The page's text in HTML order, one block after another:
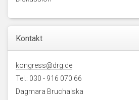
Kontakt
kongress@drg.de
Tel.: 030 - 916 070 66
Dagmara Bruchalska